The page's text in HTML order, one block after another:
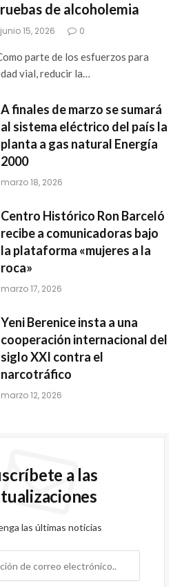
de alcoholemia
junio 15, 2026 0
parte de los esfuerzos para
vial, reducir la…
A finales de marzo se sumará
al sistema eléctrico del país la
planta a gas natural Energía
2000
marzo 18, 2026
Centro Histórico Ron Barceló
recibe a comunicadoras bajo
la plataforma «mujeres a la
roca»
marzo 17, 2026
Yeni Berenice insta a una
cooperación internacional del
siglo XXI contra el
narcotráfico
marzo 12, 2026
a las
las últimas noticias